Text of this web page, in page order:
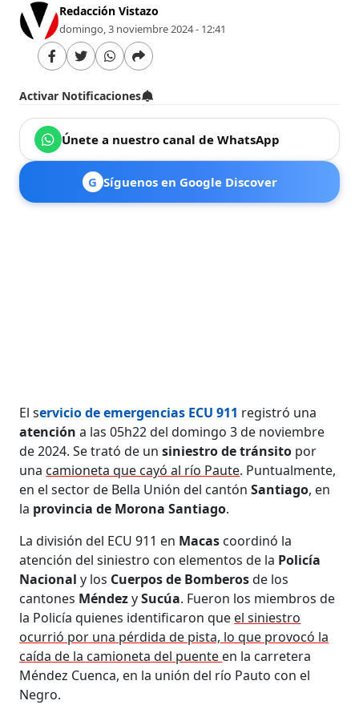
Redacción Vistazo
domingo, 3 noviembre 2024 - 12:41
Activar Notificaciones
Únete a nuestro canal de WhatsApp
G Síguenos en Google Discover
El servicio de emergencias ECU 911 registró una
atencióna las 05h22 del domingo 3 de noviembre
de 2024. Se trató de unsiniestro de tránsito por
una camioneta que cayó al río Paute. Puntualmente,
en el sector de Bella Unión del cantónSantiago, en
la provincia de Morona Santiago.
La división del ECU 911 en Macas coordinó la
atención del siniestro con elementos de la Policía
Nacionaly los Cuerpos de Bomberosde los
cantones MéndezySucúa. Fueron los miembros de
la Policía quienes identificaron que el siniestro
ocurrió por una pérdida de pista, lo que provocó la
caída de la camioneta del puente en la carretera
Méndez Cuenca, en la unión del río Pauto con el
Negro.